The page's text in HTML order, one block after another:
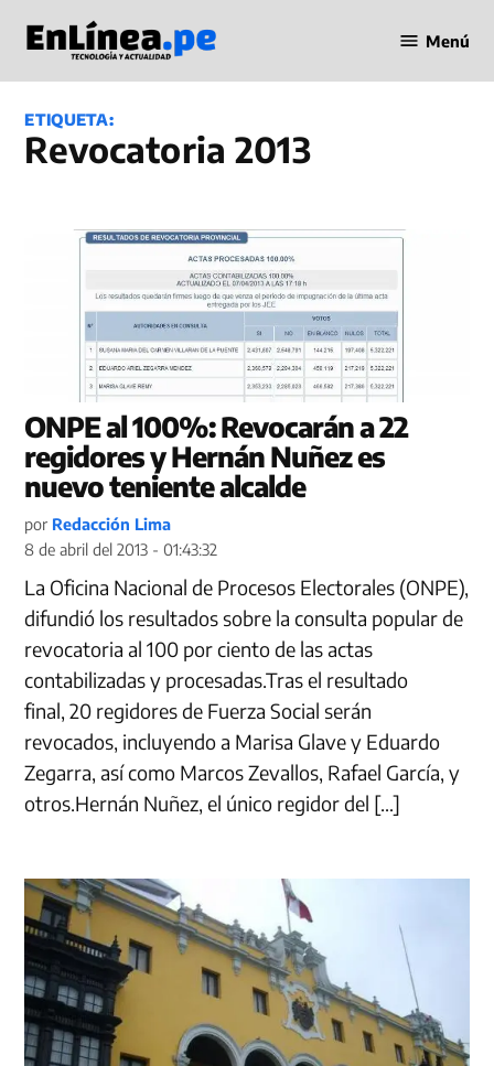
contenido
en Línea
Menú
ETIQUETA:
Revocatoria 2013
ONPE al 100%: Revocarán a 22
regidores y Hernán Nuñez es
nuevo teniente alcalde
por Redacción Lima
8 de abril del 2013 - 01:43:32
La Oficina Nacional de Procesos Electorales (ONPE),
difundió los resultados sobre la consulta popular de
revocatoria al 100 por ciento de las actas
contabilizadas y procesadas.Tras el resultado
final, 20 regidores de Fuerza Social serán
revocados, incluyendo a Marisa Glave y Eduardo
Zegarra, así como Marcos Zevallos, Rafael García, y
otros.Hernán Nuñez, el único regidor del […]